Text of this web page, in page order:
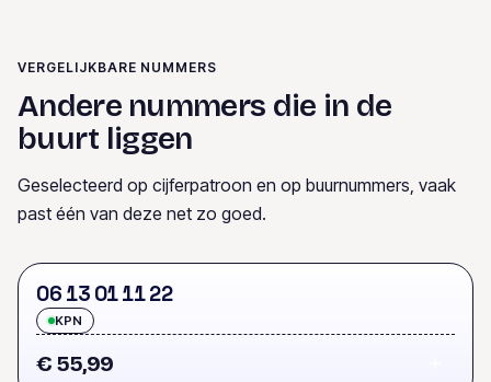
VERGELIJKBARE NUMMERS
Andere nummers die in de
buurt liggen
Geselecteerd op cijferpatroon en op buurnummers, vaak
past één van deze net zo goed.
06 13 011122
KPN
€ 55,99